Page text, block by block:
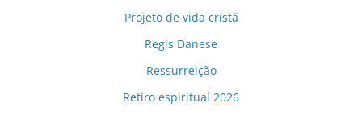
Projeto de vida cristã
Regis Danese
Ressurreição
Retiro espiritual 2026